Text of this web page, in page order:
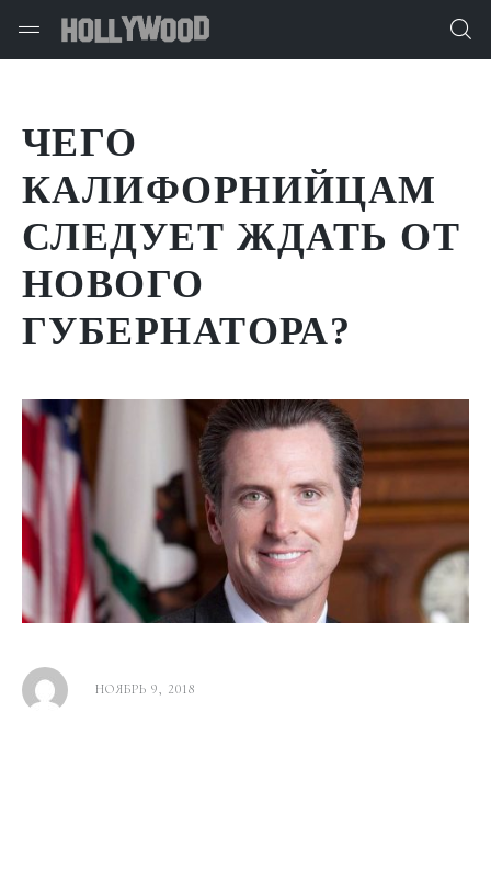
ЧЕГО
КАЛИФОРНИЙЦАМ
СЛЕДУЕТ ЖДАТЬ ОТ
НОВОГО
ГУБЕРНАТОРА?
НОЯБРЬ 9, 2018